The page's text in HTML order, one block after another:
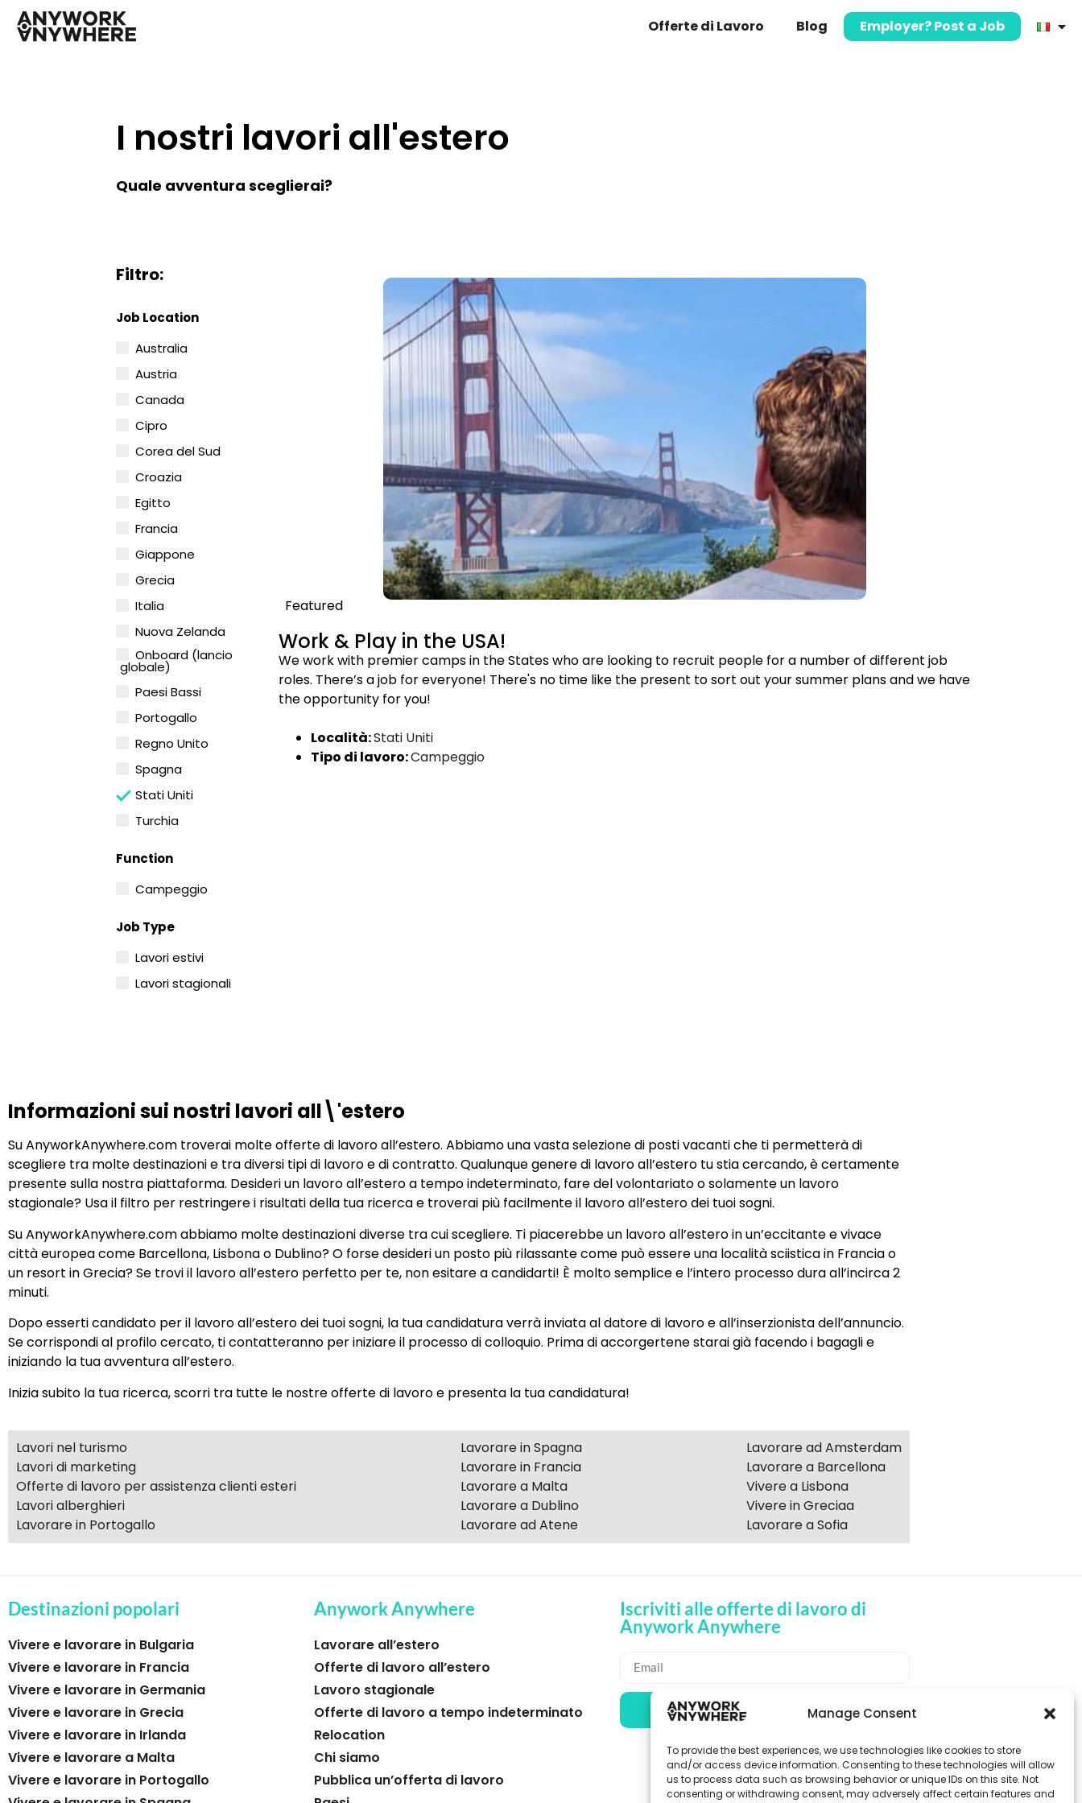
Manage Consent
To provide the best experiences, we use technologies like cookies to store
and/or access device information. Consenting to these technologies will allow
us to process data such as browsing behavior or unique IDs on this site. Not
consenting or withdrawing consent, may adversely affect certain features and
Offerte di Lavoro Blog Employer? Post a Job
I nostri lavori all'estero
Quale avventura sceglierai?
Filtro:
Job Location
Australia
Austria
Canada
Cipro
Corea del Sud
Croazia
Egitto
Francia
Giappone
Grecia
Italia
Nuova Zelanda
Onboard (lancio
globale)
Paesi Bassi
Portogallo
Regno Unito
Spagna
Stati Uniti
Turchia
Function
Campeggio
Job Type
Lavori estivi
Lavori stagionali
Featured
Work & Play in the USA!
We work with premier camps in the States who are looking to recruit people for a number of different job
roles. There’s a job for everyone! There's no time like the present to sort out your summer plans and we have
the opportunity for you!
Località:Stati Uniti
Tipo di lavoro:Campeggio
Informazioni sui nostri lavori all\'estero
Su AnyworkAnywhere.com troverai molte offerte di lavoro all’estero. Abbiamo una vasta selezione di posti vacanti che ti permetterà di
scegliere tra molte destinazioni e tra diversi tipi di lavoro e di contratto. Qualunque genere di lavoro all’estero tu stia cercando, è certamente
presente sulla nostra piattaforma. Desideri un lavoro all’estero a tempo indeterminato, fare del volontariato o solamente un lavoro
stagionale? Usa il filtro per restringere i risultati della tua ricerca e troverai più facilmente il lavoro all’estero dei tuoi sogni.
Su AnyworkAnywhere.com abbiamo molte destinazioni diverse tra cui scegliere. Ti piacerebbe un lavoro all’estero in un’eccitante e vivace
città europea come Barcellona, Lisbona o Dublino? O forse desideri un posto più rilassante come può essere una località sciistica in Francia o
un resort in Grecia? Se trovi il lavoro all’estero perfetto per te, non esitare a candidarti! È molto semplice e l’intero processo dura all’incirca 2
minuti.
Dopo esserti candidato per il lavoro all’estero dei tuoi sogni, la tua candidatura verrà inviata al datore di lavoro e all’inserzionista dell’annuncio.
Se corrispondi al profilo cercato, ti contatteranno per iniziare il processo di colloquio. Prima di accorgertene starai già facendo i bagagli e
iniziando la tua avventura all’estero.
Inizia subito la tua ricerca, scorri tra tutte le nostre offerte di lavoro e presenta la tua candidatura!
Lavori nel turismo
Lavori di marketing
Offerte di lavoro per assistenza clienti esteri
Lavori alberghieri
Lavorare in Portogallo
Lavorare in Spagna
Lavorare in Francia
Lavorare a Malta
Lavorare a Dublino
Lavorare ad Atene
Lavorare ad Amsterdam
Lavorare a Barcellona
Vivere a Lisbona
Vivere in Greciaa
Lavorare a Sofia
Destinazioni popolari
Vivere e lavorare in Bulgaria
Vivere e lavorare in Francia
Vivere e lavorare in Germania
Vivere e lavorare in Grecia
Vivere e lavorare in Irlanda
Vivere e lavorare a Malta
Vivere e lavorare in Portogallo
Anywork Anywhere
Lavorare all’estero
Offerte di lavoro all’estero
Lavoro stagionale
Offerte di lavoro a tempo indeterminato
Relocation
Chi siamo
Pubblica un’offerta di lavoro
Iscriviti alle offerte di lavoro di
Anywork Anywhere
🌞 RICEVI LE OFFERTE DI LAVORO